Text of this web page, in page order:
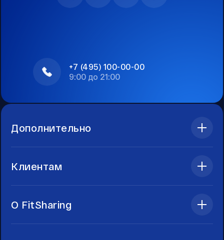
+7 (495) 100-00-00
9:00 до 21:00
Дополнительно
Клиентам
О FitSharing